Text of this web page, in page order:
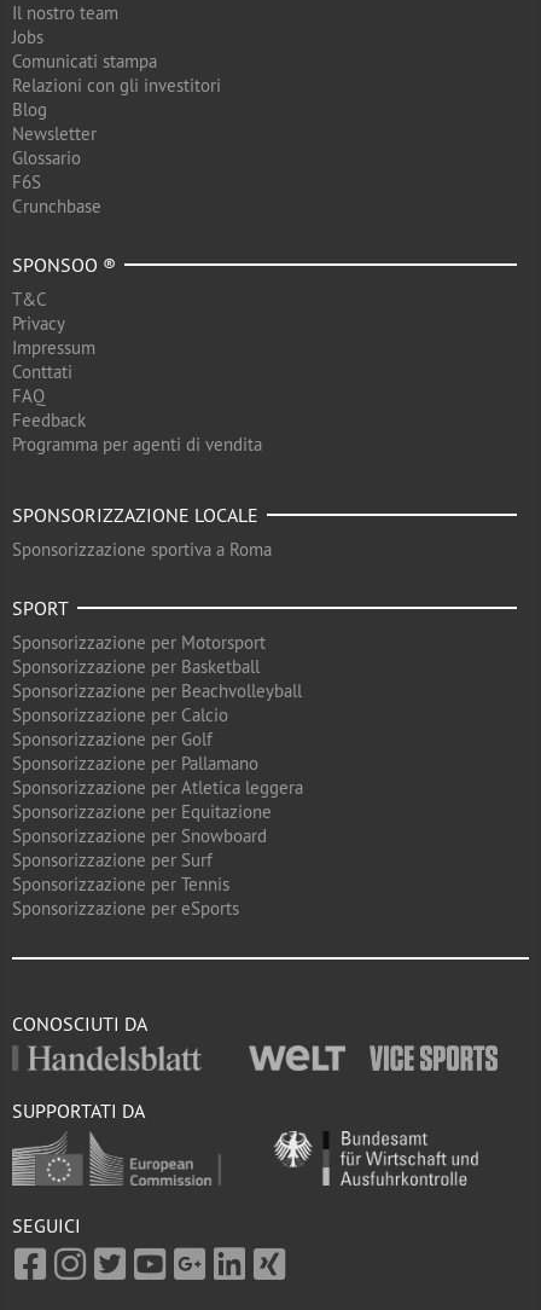
Il nostro team
Jobs
Comunicati stampa
Relazioni con gli investitori
Blog
Newsletter
Glossario
F6S
Crunchbase
SPONSOO ®
T&C
Privacy
Impressum
Conttati
FAQ
Feedback
Programma per agenti di vendita
SPONSORIZZAZIONE LOCALE
Sponsorizzazione sportiva a Roma
SPORT
Sponsorizzazione per Motorsport
Sponsorizzazione per Basketball
Sponsorizzazione per Beachvolleyball
Sponsorizzazione per Calcio
Sponsorizzazione per Golf
Sponsorizzazione per Pallamano
Sponsorizzazione per Atletica leggera
Sponsorizzazione per Equitazione
Sponsorizzazione per Snowboard
Sponsorizzazione per Surf
Sponsorizzazione per Tennis
Sponsorizzazione per eSports
CONOSCIUTI DA
SUPPORTATI DA
SEGUICI